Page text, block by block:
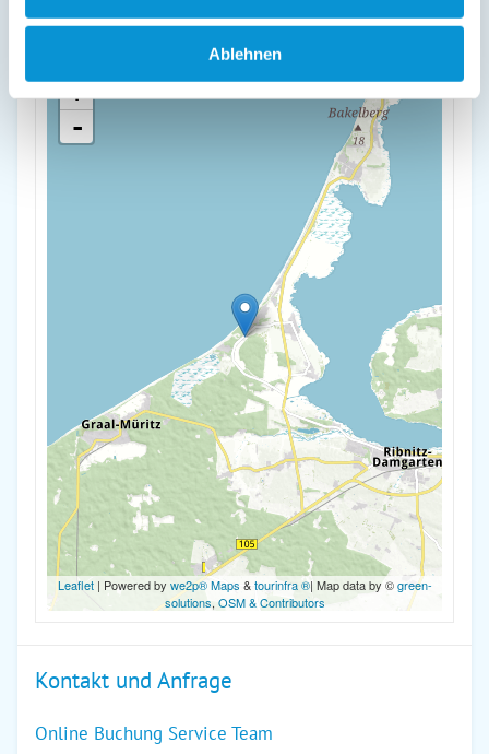
Ablehnen
18347 Dierhagen
+
-
Leaflet| Powered by we2p® Maps &tourinfra ®| Map data by ©green-
solutions, OSM & Contributors
Kontakt und Anfrage
Online Buchung Service Team